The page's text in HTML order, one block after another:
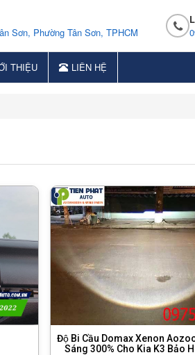
Sơn, Phường Tân Sơn, TPHCM
THIỆU LIÊN HỆ
Độ Bi Cầu Domax Xenon
Sáng 300% Cho Kia K3 Bảo